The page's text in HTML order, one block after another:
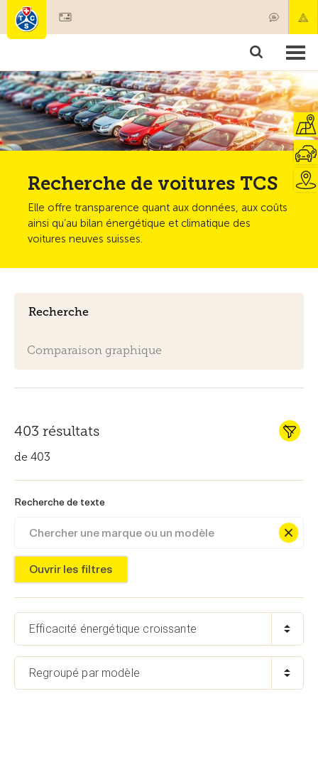
Membres & prestations
Tests, sécurité & santé
Recherche de voitures TCS
Elle offre transparence quant aux données, aux coûts
ainsi qu’au bilan énergétique et climatique des
voitures neuves suisses.
Recherche
Comparaison graphique
403 résultats
de 403
Recherche de texte
Ouvrir les filtres
Efficacité énergétique croissante
Regroupé par modèle